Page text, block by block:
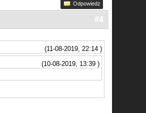
Odpowiedz
#4
(11-08-2019, 22:14 )
(10-08-2019, 13:39 )